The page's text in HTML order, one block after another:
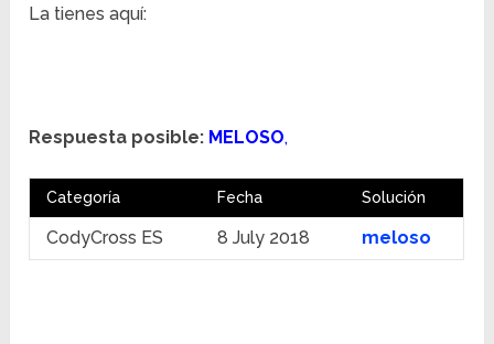
La tienes aquí:
Respuesta posible: MELOSO,
Categoría Fecha Solución
CodyCross ES 8 July 2018 meloso